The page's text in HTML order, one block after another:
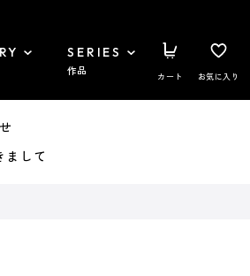
SERIES
作品 カート お気に入り
して